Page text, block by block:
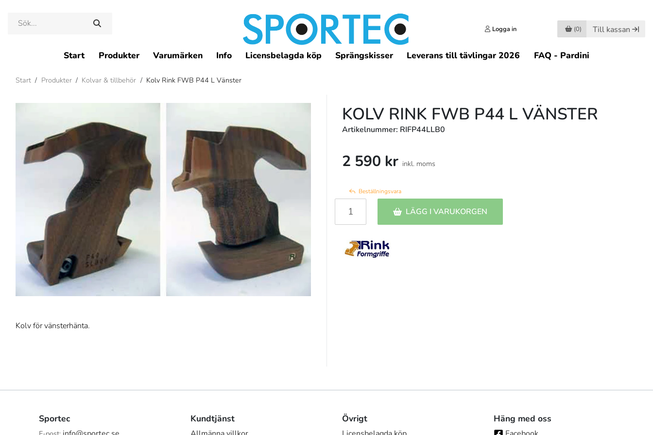
Logga in (0) Till kassan
Start Produkter Varumärken Info Licensbelagda köp Sprängskisser Leverans till tävlingar 2026 FAQ - Pardini
Start / Produkter / Kolvar & tillbehör / Kolv Rink FWB P44 L Vänster
KOLV RINK FWB P44 L VÄNSTER
Artikelnummer: RIFP44LLB0
2 590 kr inkl. moms
Beställningsvara
LÄGG I VARUKORGEN
Kolv för vänsterhänta.
Sportec Kundtjänst Övrigt Häng med oss